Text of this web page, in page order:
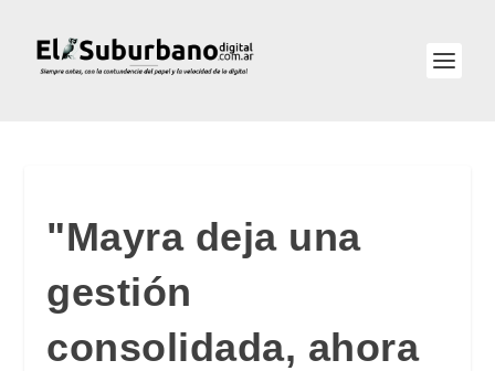
"Mayra deja una
gestión
consolidada, ahora